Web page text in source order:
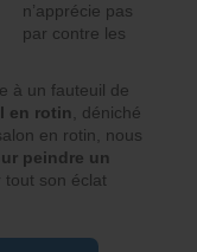
n’apprécie pas
par contre les
à un fauteuil de
en rotin
, déniché
en rotin, nous
peindre un
tout son éclat